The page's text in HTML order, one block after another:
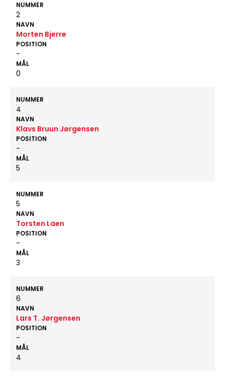
NUMMER
2
NAVN
Morten Bjerre
POSITION
-
MÅL
0
NUMMER
4
NAVN
Klavs Bruun Jørgensen
POSITION
-
MÅL
5
NUMMER
5
NAVN
Torsten Laen
POSITION
-
MÅL
3
NUMMER
6
NAVN
Lars T. Jørgensen
POSITION
-
MÅL
4